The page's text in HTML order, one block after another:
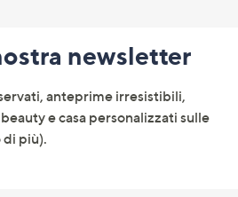
newsletter
anteprime irresistibili,
e casa personalizzati sulle
più).